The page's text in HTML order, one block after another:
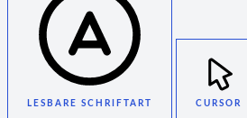
LESBARE SCHRIFTART CURSOR